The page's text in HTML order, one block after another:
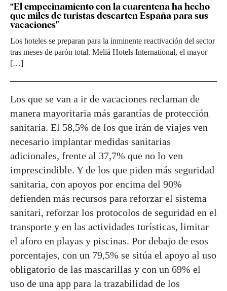
“El empecinamiento con la cuarentena ha hecho
que miles de turistas descarten España para sus
vacaciones"
Los hoteles se preparan para la inminente reactivación del sector
tras meses de parón total. Meliá Hotels International, el mayor
[…]
Los que se van a ir de vacaciones reclaman de
manera mayoritaria más garantías de protección
sanitaria. El 58,5% de los que irán de viajes ven
necesario implantar medidas sanitarias
adicionales, frente al 37,7% que no lo ven
imprescindible. Y de los que piden más seguridad
sanitaria, con apoyos por encima del 90%
defienden más recursos para reforzar el sistema
sanitari, reforzar los protocolos de seguridad en el
transporte y en las actividades turísticas, limitar
el aforo en playas y piscinas. Por debajo de esos
porcentajes, con un 79,5% se sitúa el apoyo al uso
obligatorio de las mascarillas y con un 69% el
uso de una app para la trazabilidad de los